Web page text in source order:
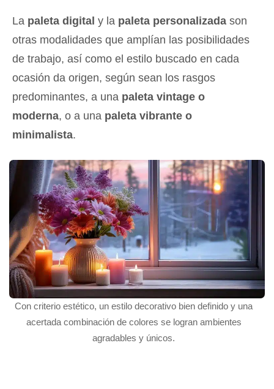
La paleta digital y la paleta personalizada son
otras modalidades que amplían las posibilidades
de trabajo, así como el estilo buscado en cada
ocasión da origen, según sean los rasgos
predominantes, a una paleta vintage o
moderna, o a una paleta vibrante o
minimalista.
Con criterio estético, un estilo decorativo bien definido y una
acertada combinación de colores se logran ambientes
agradables y únicos.